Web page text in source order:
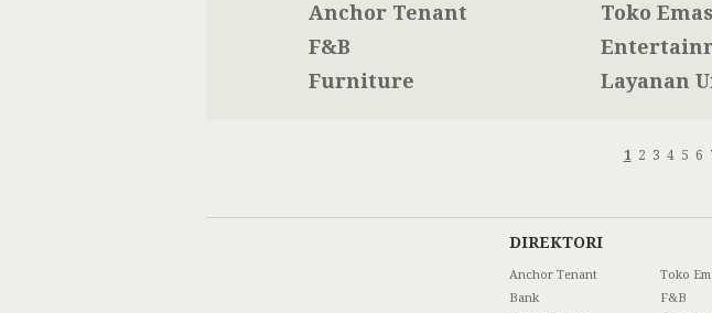
Anchor Tenant Toko Emas
F&B
Furniture
Layanan
1 2 3 4 5 6
DIREKTORI
Anchor Tenant
Toko
Bank
F&B